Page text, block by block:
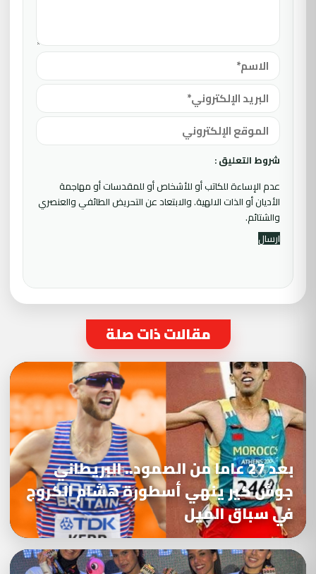
شروط التعليق :
عدم الإساءة للكاتب أو للأشخاص أو للمقدسات أو مهاجمة
الأديان أو الذات الالهية. والابتعاد عن التحريض الطائفي والعنصري
والشتائم.
مقالات ذات صلة
بعد 27 عاما من الصمود.. البريطاني
جوش كير ينهي أسطورة هشام الكروج
في سباق الميل